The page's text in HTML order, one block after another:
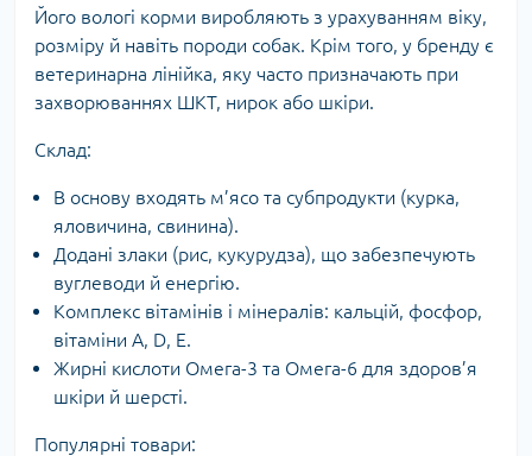
Його вологі корми виробляють з урахуванням віку,
розміру й навіть породи собак. Крім того, у бренду є
ветеринарна лінійка, яку часто призначають при
захворюваннях ШКТ, нирок або шкіри.
Склад:
В основу входять м’ясо та субпродукти (курка,
яловичина, свинина).
Додані злаки (рис, кукурудза), що забезпечують
вуглеводи й енергію.
Комплекс вітамінів і мінералів: кальцій, фосфор,
вітаміни A, D, E.
Жирні кислоти Омега-3 та Омега-6 для здоров’я
шкіри й шерсті.
Популярні товари: